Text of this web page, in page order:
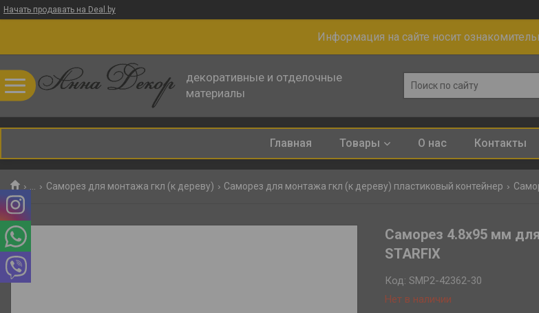
Начать продавать на Deal.by
Информация на сайте носит
декоративные и отделочные
материалы
Главная Товары О нас Контакты
Саморез для монтажа гкл (к дереву) Саморез для монтажа гкл (к дереву) пластиковый контейнер
Саморез 4.8х95 мм
STARFIX
Нет в наличии
Код:SMP2-42362-30